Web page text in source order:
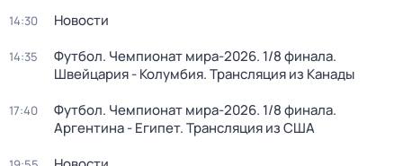
14:30 Новости
14:35
Футбол. Чемпионат мира-2026. 1/8 финала.
Швейцария - Колумбия. Трансляция из Канады
17:40
Футбол. Чемпионат мира-2026. 1/8 финала.
Аргентина - Египет. Трансляция из США